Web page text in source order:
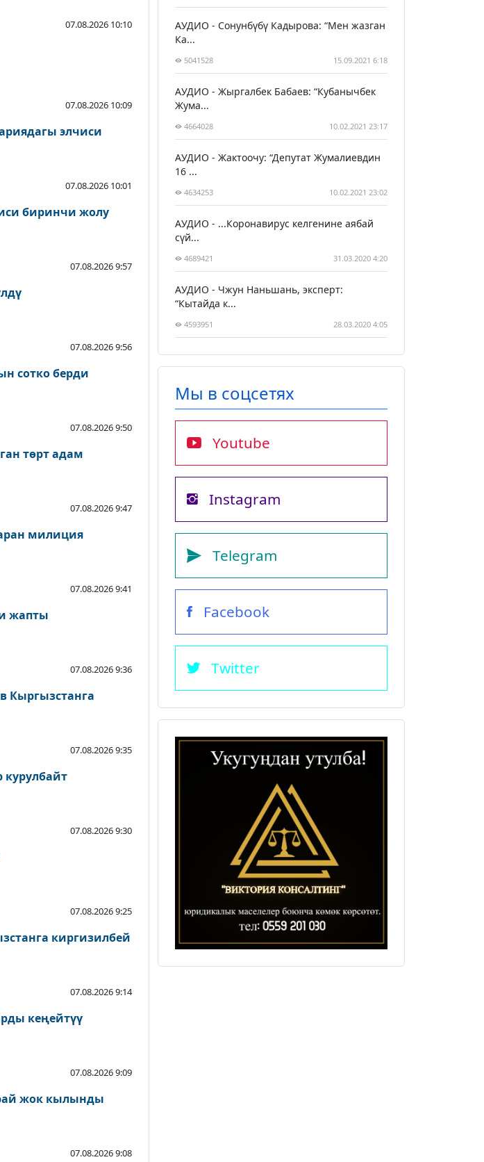
07.08.2026 10:10
07.08.2026 10:09
элчиси
07.08.2026 10:01
биринчи жолу
07.08.2026 9:57
07.08.2026 9:56
сотко берди
07.08.2026 9:50
төрт адам
07.08.2026 9:47
милиция
07.08.2026 9:41
жапты
07.08.2026 9:36
Кыргызстанга
07.08.2026 9:35
07.08.2026 9:30
07.08.2026 9:25
киргизилбей
07.08.2026 9:14
кеңейтүү
07.08.2026 9:09
жок кылынды
07.08.2026 9:08
АУДИО - Сонунбүбү Кадырова: “Мен жазган
Ка...
5041528 15.09.2021 6:18
АУДИО - Жыргалбек Бабаев: “Кубанычбек
Жума...
4664028 10.02.2021 23:17
АУДИО - Жактоочу: “Депутат Жумалиевдин
16 ...
4634253 10.02.2021 23:02
АУДИО - ...Коронавирус келгенине аябай
сүй...
4689421 31.03.2020 4:20
АУДИО - Чжун Наньшань, эксперт:
“Кытайда к...
4593951 28.03.2020 4:05
Мы в соцсетях
Youtube
Instagram
Telegram
Facebook
Twitter